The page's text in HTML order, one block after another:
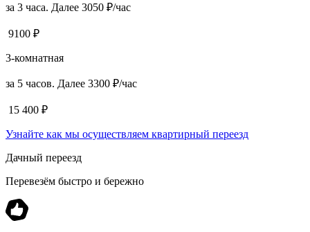
за 3 часа. Далее 3050 ₽/час
9100 ₽
3-комнатная
за 5 часов. Далее 3300 ₽/час
15 400 ₽
Узнайте как мы осуществляем квартирный переезд
Дачный переезд
Перевезём быстро и бережно